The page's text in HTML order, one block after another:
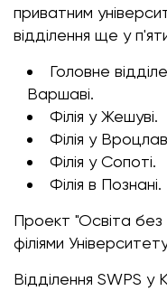
приватним
відділення ще у
Головне
Варшаві.
Філія у Жешуві.
Філія у
Філія у Сопоті.
Філія в Познані.
Проект "Освіта без
філіями
Відділення SWPS